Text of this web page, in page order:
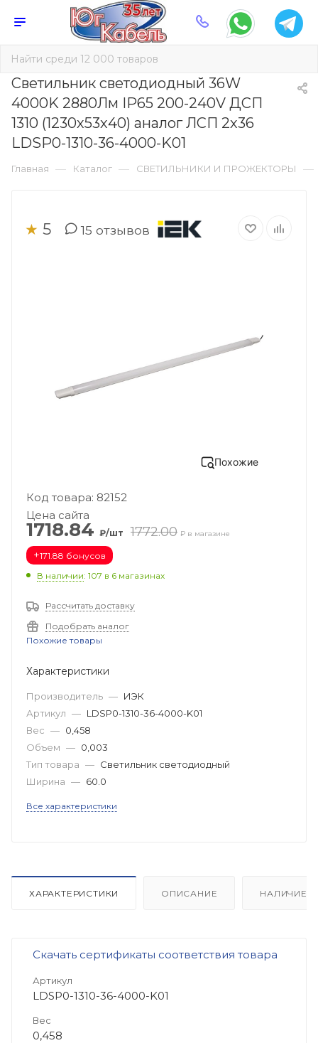
Светильник светодиодный 36W
4000K 2880Лм IP65 200-240V ДСП
1310 (1230х53х40) аналог ЛСП 2х36
LDSP0-1310-36-4000-K01
Главная — Каталог — СВЕТИЛЬНИКИ И ПРОЖЕКТОРЫ —
★ 5 15 отзывов
Похожие
Код товара: 82152
Цена сайта
1718.84 ₽/шт 1772.00 ₽ в магазине
+171.88 бонусов
В наличии: 107 в 6 магазинах
Рассчитать доставку
Подобрать аналог
Похожие товары
Характеристики
Производитель — ИЭК
Артикул — LDSP0-1310-36-4000-K01
Вес — 0,458
Объем — 0,003
Тип товара — Светильник светодиодный
Ширина — 60.0
Все характеристики
ХАРАКТЕРИСТИКИ ОПИСАНИЕ НАЛИЧИЕ
Скачать сертификаты соответствия товара
Артикул
LDSP0-1310-36-4000-K01
Вес
0,458